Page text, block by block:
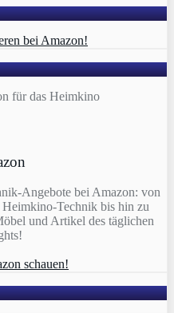
Angebote bei Amazon: von
Heimkino-Technik bis hin zu
und Artikel des täglichen